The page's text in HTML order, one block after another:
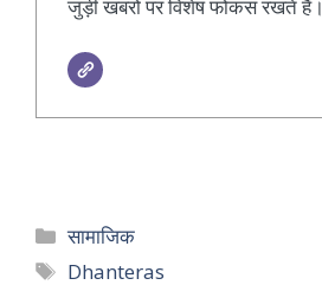
जुड़ीं खबरों पर विशेष फोकस रखते हैं।
Categories
सामाजिक
Tags
Dhanteras